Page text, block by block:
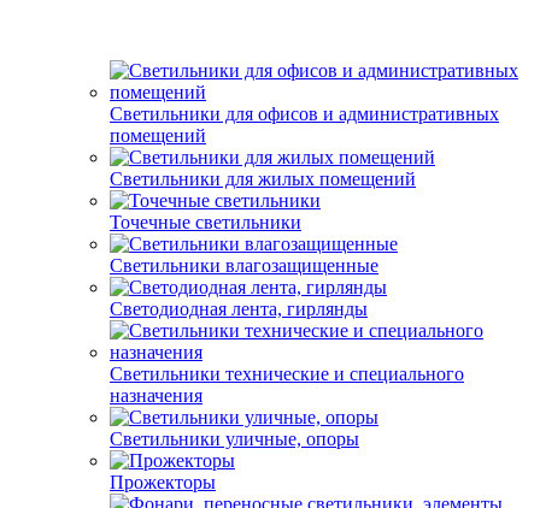
Светильники для офисов и административных
помещений
Светильники для жилых помещений
Точечные светильники
Светильники влагозащищенные
Светодиодная лента, гирлянды
Светильники технические и специального
назначения
Светильники уличные, опоры
Прожекторы